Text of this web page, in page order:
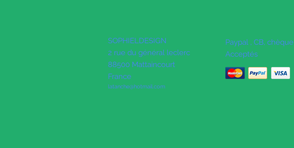
SOPHIELDESIGN
2 rue du général leclerc
88500 Mattaincourt
France
latanche@hotmail.com
Paypal , CB, chèque
Acceptés